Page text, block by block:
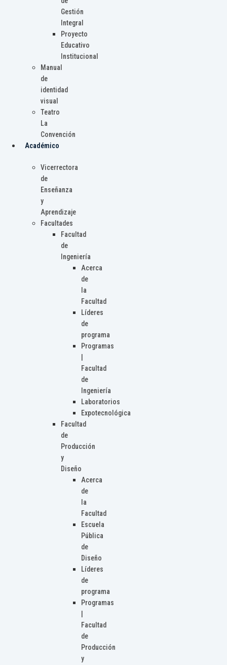
Gestión
Integral
Proyecto
Educativo
Institucional
Manual
de
identidad
visual
Teatro
La
Convención
Académico
Vicerrectora
de
Enseñanza
y
Aprendizaje
Facultades
Facultad
de
Ingeniería
Acerca
de
la
Facultad
Líderes
de
programa
Programas
Facultad
de
Ingeniería
Laboratorios
Expotecnológica
Facultad
de
Producción
y
Diseño
Acerca
de
la
Facultad
Escuela
Pública
de
Diseño
Líderes
de
programa
Programas
Facultad
de
Producción
y